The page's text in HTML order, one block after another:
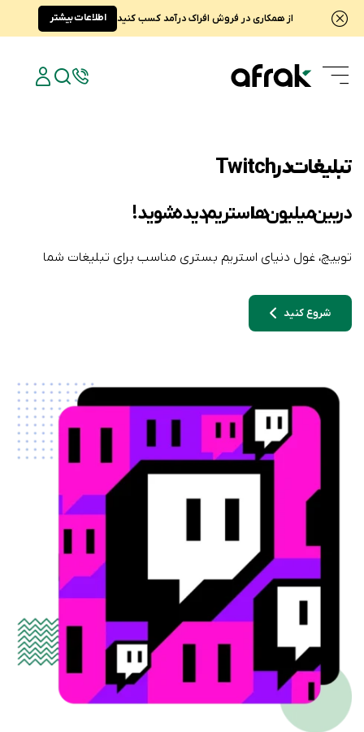
از همکاری در فروش افراک درآمد کسب کنید اطلاعات بیشتر
تبلیغات در Twitch
در بین میلیون ها استریم دیده شوید!
توییچ، غول دنیای استریم بستری مناسب برای تبلیغات شما
شروع کنید